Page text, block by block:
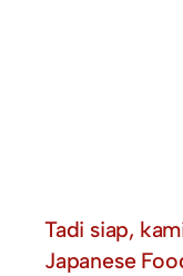
Tadi siap,
Japanese